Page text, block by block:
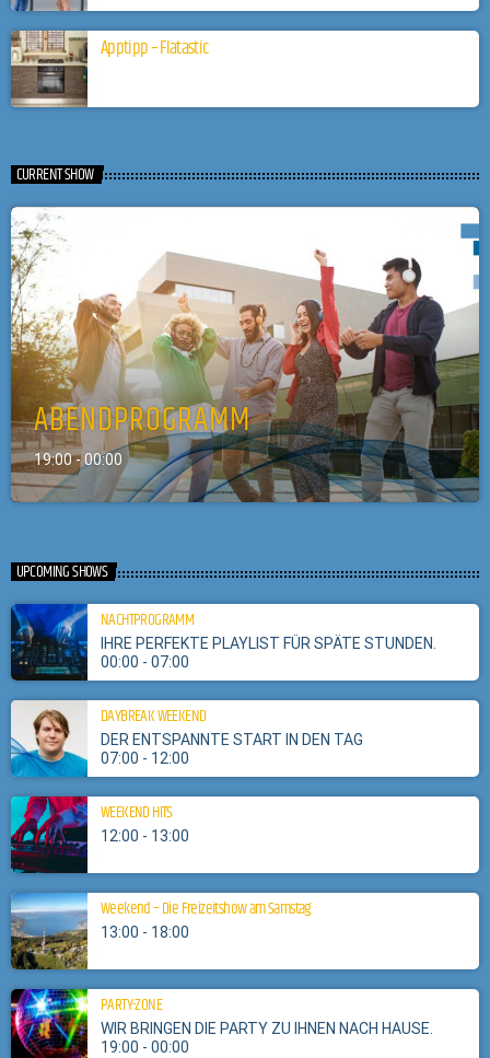
Apptipp – Flatastic
CURRENT SHOW
ABENDPROGRAMM
19:00 - 00:00
UPCOMING SHOWS
NACHTPROGRAMM
IHRE PERFEKTE PLAYLIST FÜR SPÄTE STUNDEN.
00:00 - 07:00
DAYBREAK WEEKEND
DER ENTSPANNTE START IN DEN TAG
07:00 - 12:00
WEEKEND HITS
12:00 - 13:00
Weekend – Die Freizeitshow am Samstag
13:00 - 18:00
PARTY-ZONE
WIR BRINGEN DIE PARTY ZU IHNEN NACH HAUSE.
19:00 - 00:00